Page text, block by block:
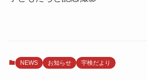
NEWS お知らせ 宇検だより